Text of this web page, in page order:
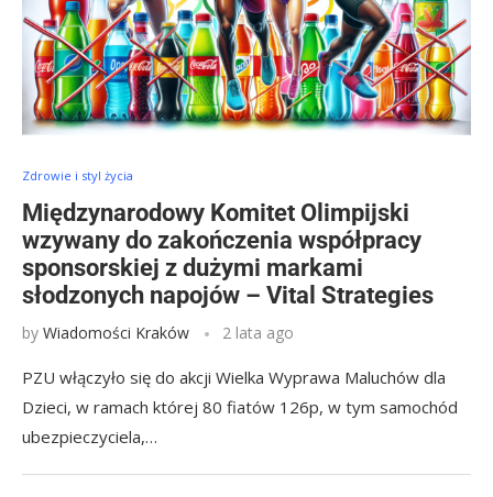
Zdrowie i styl życia
Międzynarodowy Komitet Olimpijski
wzywany do zakończenia współpracy
sponsorskiej z dużymi markami
słodzonych napojów – Vital Strategies
by Wiadomości Kraków 2 lata ago
PZU włączyło się do akcji Wielka Wyprawa Maluchów dla
Dzieci, w ramach której 80 fiatów 126p, w tym samochód
ubezpieczyciela,…